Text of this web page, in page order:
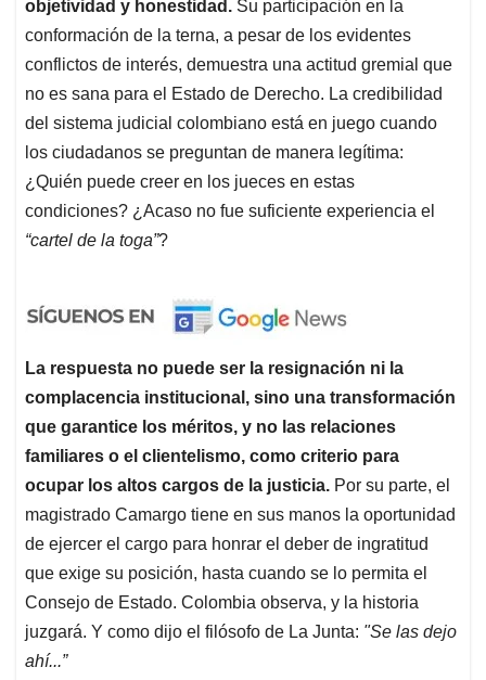
objetividad y honestidad. Su participación en la
conformación de la terna, a pesar de los evidentes
conflictos de interés, demuestra una actitud gremial que
no es sana para el Estado de Derecho. La credibilidad
del sistema judicial colombiano está en juego cuando
los ciudadanos se preguntan de manera legítima:
¿Quién puede creer en los jueces en estas
condiciones? ¿Acaso no fue suficiente experiencia el
“cartel de la toga”?
La respuesta no puede ser la resignación ni la
complacencia institucional, sino una transformación
que garantice los méritos, y no las relaciones
familiares o el clientelismo, como criterio para
ocupar los altos cargos de la justicia. Por su parte, el
magistrado Camargo tiene en sus manos la oportunidad
de ejercer el cargo para honrar el deber de ingratitud
que exige su posición, hasta cuando se lo permita el
Consejo de Estado. Colombia observa, y la historia
juzgará. Y como dijo el filósofo de La Junta: "Se las dejo
ahí...”